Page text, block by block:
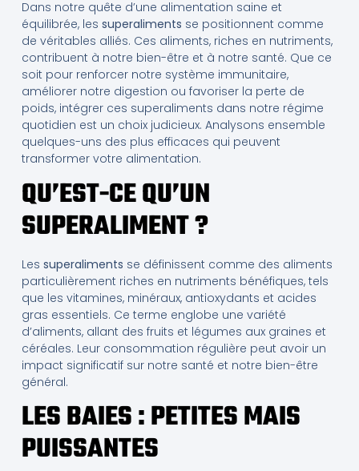
Dans notre quête d’une alimentation saine et
équilibrée, les superaliments se positionnent comme
de véritables alliés. Ces aliments, riches en nutriments,
contribuent à notre bien-être et à notre santé. Que ce
soit pour renforcer notre système immunitaire,
améliorer notre digestion ou favoriser la perte de
poids, intégrer ces superaliments dans notre régime
quotidien est un choix judicieux. Analysons ensemble
quelques-uns des plus efficaces qui peuvent
transformer votre alimentation.
QU’EST-CE QU’UN
SUPERALIMENT ?
Les superaliments se définissent comme des aliments
particulièrement riches en nutriments bénéfiques, tels
que les vitamines, minéraux, antioxydants et acides
gras essentiels. Ce terme englobe une variété
d’aliments, allant des fruits et légumes aux graines et
céréales. Leur consommation régulière peut avoir un
impact significatif sur notre santé et notre bien-être
général.
LES BAIES : PETITES MAIS
PUISSANTES